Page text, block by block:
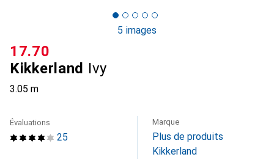
5 images
Kikkerland Ivy
3.05 m
CHF
17.70
25
Évaluations Marque
Plus de produits
Kikkerland